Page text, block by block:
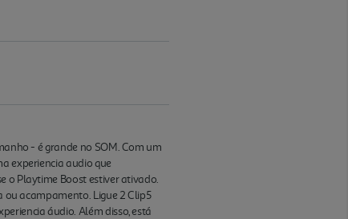
- é grande no SOM. Com um
experiencia audio que
o Playtime Boost estiver ativado.
ou acampamento. Ligue 2 Clip5
áudio. Além disso, está